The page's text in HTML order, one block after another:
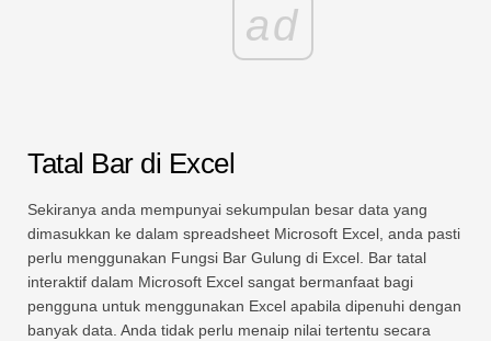
ad
Tatal Bar di Excel
Sekiranya anda mempunyai sekumpulan besar data yang
dimasukkan ke dalam spreadsheet Microsoft Excel, anda pasti
perlu menggunakan Fungsi Bar Gulung di Excel. Bar tatal
interaktif dalam Microsoft Excel sangat bermanfaat bagi
pengguna untuk menggunakan Excel apabila dipenuhi dengan
banyak data. Anda tidak perlu menaip nilai tertentu secara